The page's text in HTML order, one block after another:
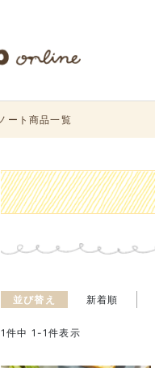
ート商品一覧
並び替え 新着順
1件中 1 -1件表示